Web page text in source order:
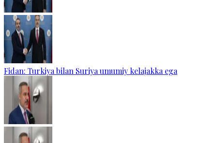
Fidan: Turkiya bilan Suriya umumiy kelajakka ega